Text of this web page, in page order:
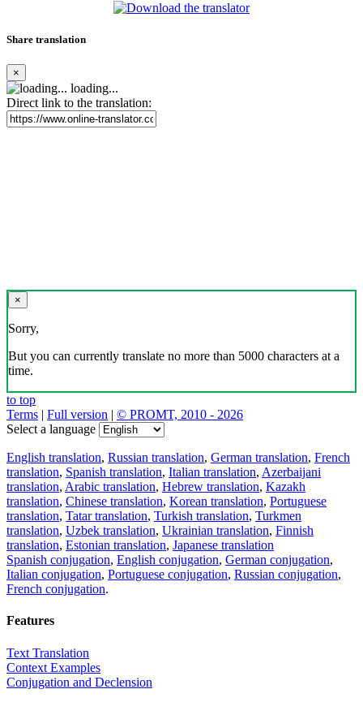
Share translation
×
loading...
Direct link to the translation:
×
Sorry,
But you can currently translate no more than 5000 characters at a
time.
to top
Terms | Full version | © PROMT, 2010 - 2026
Select a language
English translation, Russian translation, German translation, French
translation, Spanish translation, Italian translation, Azerbaijani
translation, Arabic translation, Hebrew translation, Kazakh
translation, Chinese translation, Korean translation, Portuguese
translation, Tatar translation, Turkish translation, Turkmen
translation, Uzbek translation, Ukrainian translation, Finnish
translation, Estonian translation, Japanese translation
Spanish conjugation, English conjugation, German conjugation,
Italian conjugation, Portuguese conjugation, Russian conjugation,
French conjugation.
Features
Text Translation
Context Examples
Conjugation and Declension